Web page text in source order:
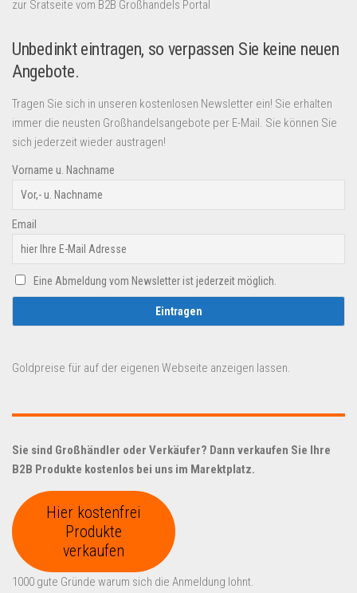
zur Sratseite vom B2B Großhandels Portal
Unbedinkt eintragen, so verpassen Sie keine neuen
Angebote.
Tragen Sie sich in unseren kostenlosen Newsletter ein! Sie erhalten
immer die neusten Großhandelsangebote per E-Mail. Sie können Sie
sich jederzeit wieder austragen!
Vorname u. Nachname
Email
Eine Abmeldung vom Newsletter ist jederzeit möglich.
Goldpreise für auf der eigenen Webseite anzeigen lassen.
Sie sind Großhändler oder Verkäufer? Dann verkaufen Sie Ihre
B2B Produkte kostenlos bei uns im Marektplatz.
Hier kostenfrei
Produkte
verkaufen
1000 gute Gründe warum sich die Anmeldung lohnt.